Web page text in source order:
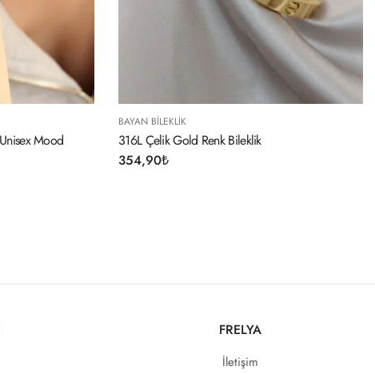
316L Çelik Gold Renk Bileklik
FRELYA
İletişim